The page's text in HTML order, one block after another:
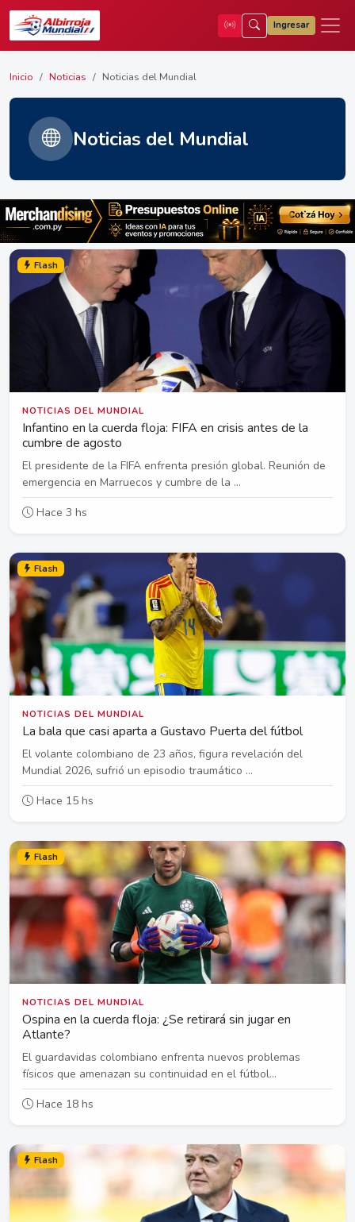
Ingresar
Inicio Noticias Noticias del Mundial
Noticias del Mundial
Flash
NOTICIAS DEL MUNDIAL
Infantino en la cuerda floja: FIFA en crisis antes de la
cumbre de agosto
El presidente de la FIFA enfrenta presión global. Reunión de
emergencia en Marruecos y cumbre de la ...
Hace 3 hs
Flash
NOTICIAS DEL MUNDIAL
La bala que casi aparta a Gustavo Puerta del fútbol
El volante colombiano de 23 años, figura revelación del
Mundial 2026, sufrió un episodio traumático ...
Hace 15 hs
Flash
NOTICIAS DEL MUNDIAL
Ospina en la cuerda floja: ¿Se retirará sin jugar en
Atlante?
El guardavidas colombiano enfrenta nuevos problemas
físicos que amenazan su continuidad en el fútbol...
Hace 18 hs
Flash